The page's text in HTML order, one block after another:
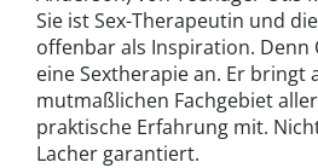
Sie ist Sex-Therapeutin und
offenbar als Inspiration. Denn
eine Sextherapie an. Er bringt
mutmaßlichen Fachgebiet
praktische Erfahrung mit.
Lacher garantiert.